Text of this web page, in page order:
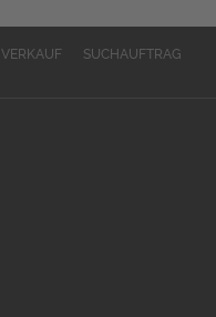
VERKAUF
SUCHAUFTRAG